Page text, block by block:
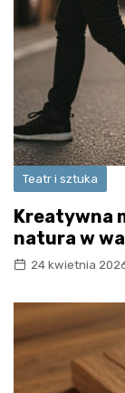
Teatr i sztuka
Kreatywna
natura w
24 kwietnia